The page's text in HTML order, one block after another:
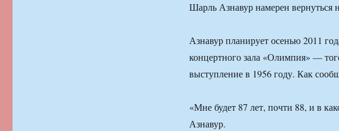
Шарль Азнавур намерен вернуться
Азнавур планирует осенью 2011
концертного зала «Олимпия» —
выступление в 1956 году. Как
«Мне будет 87 лет, почти 88, и в
Азнавур.